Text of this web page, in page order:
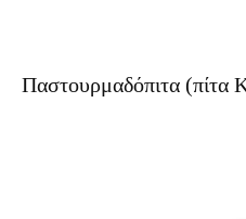
Παστουρμαδόπιτα (πίτα